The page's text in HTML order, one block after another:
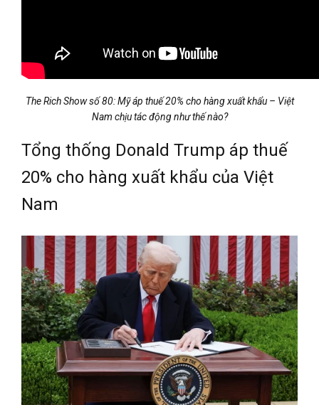
The Rich Show số 80: Mỹ áp thuế 20% cho hàng xuất khẩu – Việt
Nam chịu tác động như thế nào?
Tổng thống Donald Trump áp thuế
20% cho hàng xuất khẩu của Việt
Nam